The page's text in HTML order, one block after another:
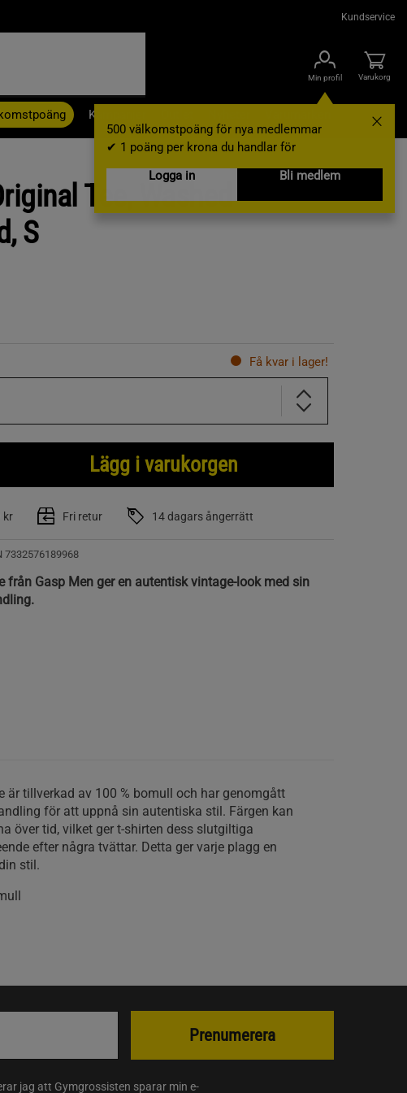
Kundservice
Min profil
500 välkomstpoäng för nya medlemmar
✔ 1 poäng per krona du handlar för
Logga in
Bli medlem
Varukorg
Kampanjer
Tee, Washed
S
Få kvar i lager!
Lägg i varukorgen
kr Fri retur 14 dagars ångerrätt
7332576189968
från Gasp Men ger en autentisk vintage-look med sin
är tillverkad av 100 % bomull och har genomgått
för att uppnå sin autentiska stil. Färgen kan
över tid, vilket ger t-shirten dess slutgiltiga
efter några tvättar. Detta ger varje plagg en
stil.
jag att Gymgrossisten sparar min e-
Prenumerera